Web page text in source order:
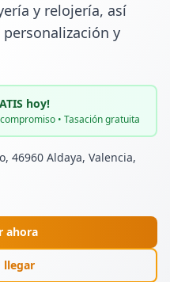
y relojería, así
y
hoy!
• Tasación gratuita
46960 Aldaya, Valencia,
ahora
llegar